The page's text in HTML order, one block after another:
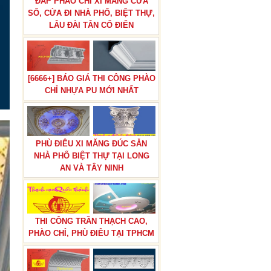
SỔ, CỬA ĐI NHÀ PHỐ, BIỆT THỰ,
LÂU ĐÀI TÂN CỔ ĐIỂN
[6666+] BÁO GIÁ THI CÔNG PHÀO
CHỈ NHỰA PU MỚI NHẤT
PHÙ ĐIÊU XI MĂNG ĐÚC SẴN
NHÀ PHỐ BIỆT THỰ TẠI LONG
AN VÀ TÂY NINH
THI CÔNG TRẦN THẠCH CAO,
PHÀO CHỈ, PHÙ ĐIÊU TẠI TPHCM
BÁN ĐÔN HOA,TRỤ ĐÔN HOA
CƯỚI TRANG TRÍ LỐI ĐI NHÀ
HÀNG TIỆC CƯỚI
THẠCH CAO ĐẸP QUỐC THÀNH